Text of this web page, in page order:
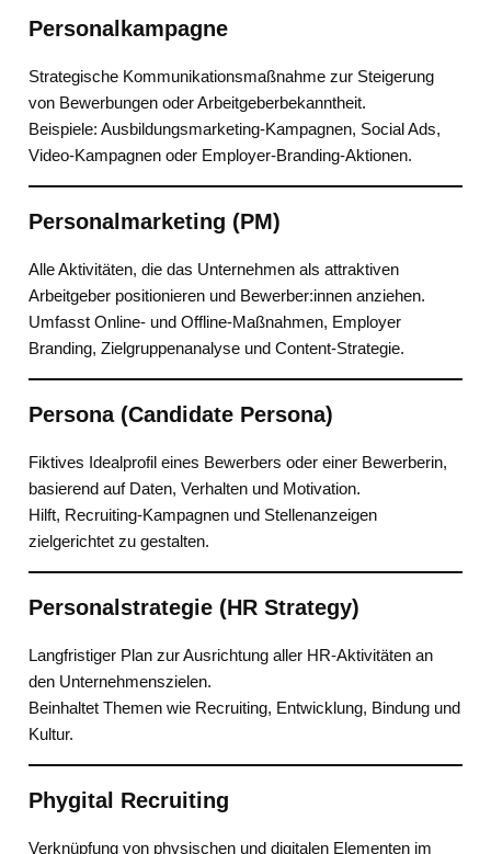
Personalkampagne
Strategische Kommunikationsmaßnahme zur Steigerung
von Bewerbungen oder Arbeitgeberbekanntheit.
Beispiele: Ausbildungsmarketing-Kampagnen, Social Ads,
Video-Kampagnen oder Employer-Branding-Aktionen.
Personalmarketing (PM)
Alle Aktivitäten, die das Unternehmen als attraktiven
Arbeitgeber positionieren und Bewerber:innen anziehen.
Umfasst Online- und Offline-Maßnahmen, Employer
Branding, Zielgruppenanalyse und Content-Strategie.
Persona (Candidate Persona)
Fiktives Idealprofil eines Bewerbers oder einer Bewerberin,
basierend auf Daten, Verhalten und Motivation.
Hilft, Recruiting-Kampagnen und Stellenanzeigen
zielgerichtet zu gestalten.
Personalstrategie (HR Strategy)
Langfristiger Plan zur Ausrichtung aller HR-Aktivitäten an
den Unternehmenszielen.
Beinhaltet Themen wie Recruiting, Entwicklung, Bindung und
Kultur.
Phygital Recruiting
Verknüpfung von physischen und digitalen Elementen im